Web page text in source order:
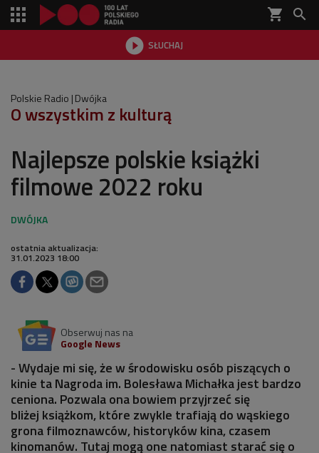
shopping_cart 
 SŁUCHAJ

Polskie Radio Dwójka
O wszystkim z kulturą
Najlepsze polskie książki
filmowe 2022 roku
ostatnia aktualizacja:
31.01.2023 18:00
Obserwuj nas na
Google News
- Wydaje mi się, że w środowisku osób piszących o
kinie ta Nagroda im. Bolesława Michałka jest bardzo
ceniona. Pozwala ona bowiem przyjrzeć się
bliżej książkom, które zwykle trafiają do wąskiego
grona filmoznawców, historyków kina, czasem
kinomanów. Tutaj mogą one natomiast starać się o